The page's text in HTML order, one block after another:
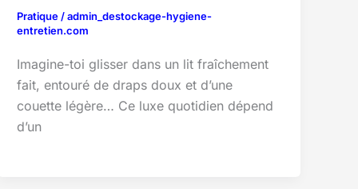
Pratique/admin_destockage-hygiene-
entretien.com
Imagine-toi glisser dans un lit fraîchement
fait, entouré de draps doux et d’une
couette légère… Ce luxe quotidien dépend
d’un